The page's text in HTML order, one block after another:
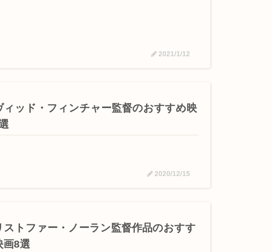
2021/1/12
ィッド・フィンチャー監督のおすすめ映
2020/12/15
ストファー・ノーラン監督作品のおすす
画8選